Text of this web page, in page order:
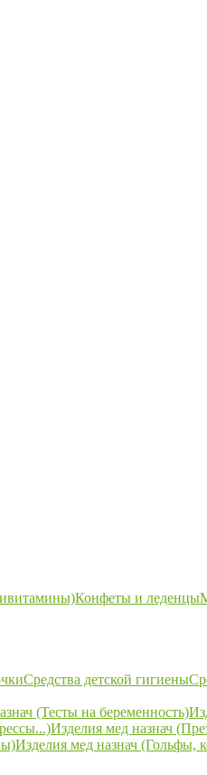
Конфеты и леденцы
Средства детской гигиены
(Тесты на беременность)
Изделия мед назнач
Изделия мед назнач (Гольфы,